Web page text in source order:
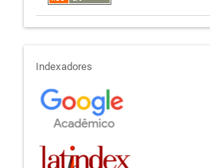
indexadores
Indexadores